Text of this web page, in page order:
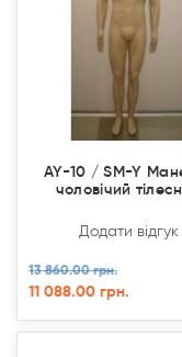
AY-10 / SM-Y
чоловічий
Додати відгук
13 860.00 грн.
11 088.00 грн.